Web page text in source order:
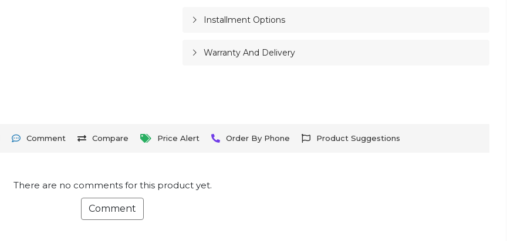
Installment Options
Warranty And Delivery
Comment Compare Price Alert Order By Phone Product Suggestions
There are no comments for this product yet.
Comment